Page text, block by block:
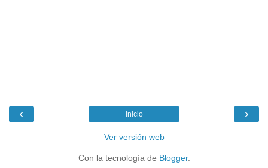
‹ ›
Inicio
Ver versión web
Con la tecnología de Blogger.